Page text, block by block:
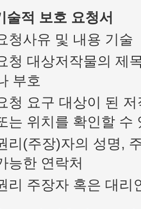
술적 보호 요청서
청사유 및 내용 기술
청 대상저작물의 제
부호
청 요구 대상이 된
는 위치를 확인할 수
리(주장)자의 성명,
능한 연락처
리 주장자 혹은 대리